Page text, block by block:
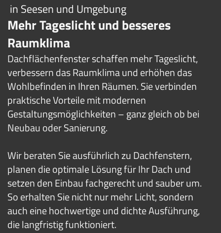
in Seesen und Umgebung
Mehr Tageslicht und besseres
Raumklima
Dachflächenfenster schaffen mehr Tageslicht,
verbessern das Raumklima und erhöhen das
Wohlbefinden in Ihren Räumen. Sie verbinden
praktische Vorteile mit modernen
Gestaltungsmöglichkeiten – ganz gleich ob bei
Neubau oder Sanierung.
Wir beraten Sie ausführlich zu Dachfenstern,
planen die optimale Lösung für Ihr Dach und
setzen den Einbau fachgerecht und sauber um.
So erhalten Sie nicht nur mehr Licht, sondern
auch eine hochwertige und dichte Ausführung,
die langfristig funktioniert.